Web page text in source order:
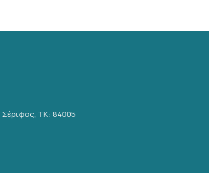
Σέριφος, ΤΚ: 84005